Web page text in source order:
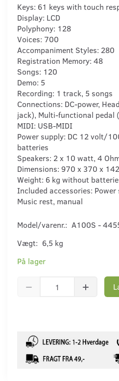
Keys: 61 keys with touch
Display: LCD
Polyphony: 128
Voices: 700
Accompaniment Styles: 280
Registration Memory: 48
Songs: 120
Demo: 5
Recording: 1 track, 5 songs
Connections: DC-power,
jack), Multi-functional pedal
MIDI: USB-MIDI
Power supply: DC 12 volt/
batteries
Speakers: 2 x 10 watt, 4
Dimensions: 970 x 370 x
Weight: 6 kg without
Included accessories:
Music rest, manual
Model/varenr.: A100S -
Vægt: 6,5 kg
På lager